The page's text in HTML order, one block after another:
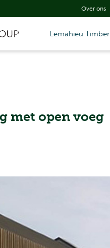
Over ons
Lemahieu Timber
met open voeg